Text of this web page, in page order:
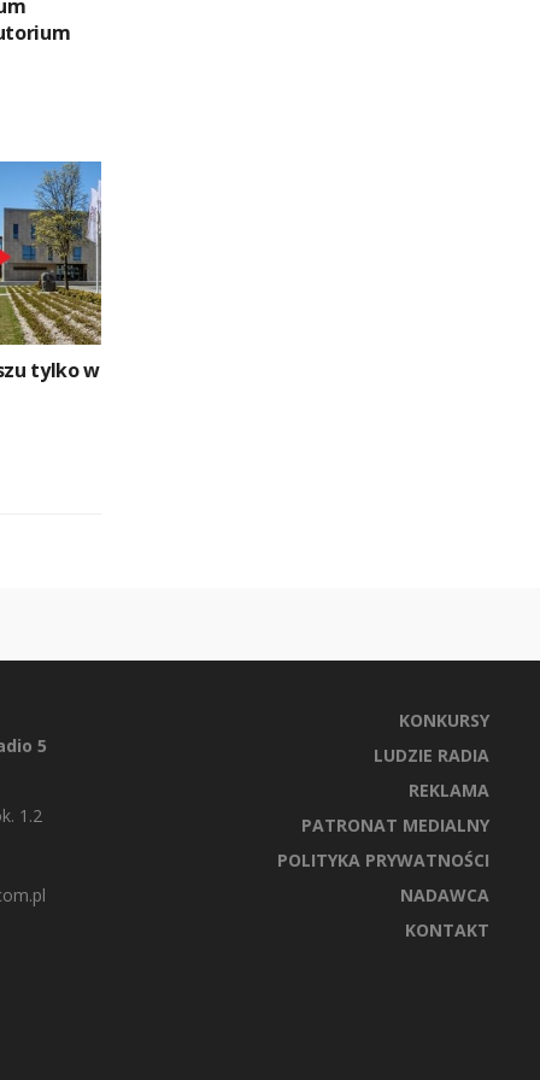
tylko w
5
1.2
KONKURSY
LUDZIE RADIA
REKLAMA
PATRONAT MEDIALNY
POLITYKA PRYWATNOŚCI
NADAWCA
KONTAKT